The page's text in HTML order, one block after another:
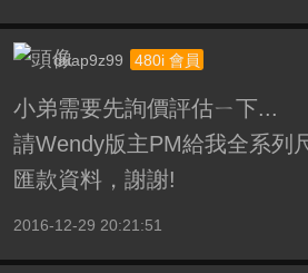
duap9z99 480i 會員
小弟需要先詢價評估ㄧ下...
請Wendy版主PM給我全系列
匯款資料，謝謝!
2016-12-29 20:21:51